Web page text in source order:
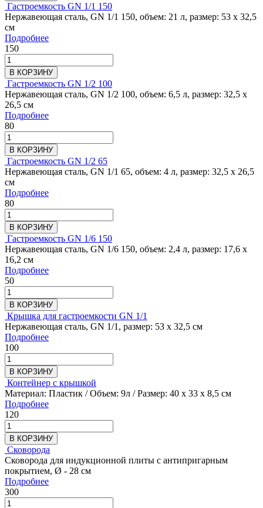
Гастроемкость GN 1/1 150
Нержавеющая сталь, GN 1/1 150, объем: 21 л, размер: 53 х 32,5
см
Подробнее
150
В КОРЗИНУ
Гастроемкость GN 1/2 100
Нержавеющая сталь, GN 1/2 100, объем: 6,5 л, размер: 32,5 х
26,5 см
Подробнее
80
В КОРЗИНУ
Гастроемкость GN 1/2 65
Нержавеющая сталь, GN 1/1 65, объем: 4 л, размер: 32,5 х 26,5
см
Подробнее
80
В КОРЗИНУ
Гастроемкость GN 1/6 150
Нержавеющая сталь, GN 1/6 150, объем: 2,4 л, размер: 17,6 х
16,2 см
Подробнее
50
В КОРЗИНУ
Крышка для гастроемкости GN 1/1
Нержавеющая сталь, GN 1/1, размер: 53 х 32,5 см
Подробнее
100
В КОРЗИНУ
Контейнер с крышкой
Материал: Пластик / Объем: 9л / Размер: 40 х 33 х 8,5 см
Подробнее
120
В КОРЗИНУ
Сковорода
Сковорода для индукционной плиты с антипригарным
покрытием, Ø - 28 см
Подробнее
300